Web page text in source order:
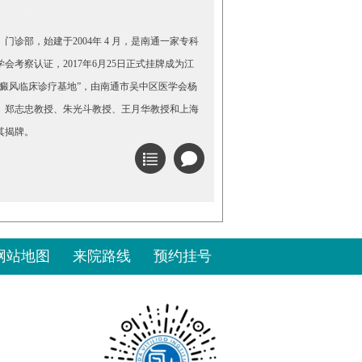
门诊部，始建于2004年 4 月，是南通一家专科
考察认证，2017年6月25日正式挂牌成为江
风临床诊疗基地”，由南通市吴中区医学会杨
郑志忠教授、朱光斗教授、王月华教授和上海
牌。
站地图 来院路线 预约挂号